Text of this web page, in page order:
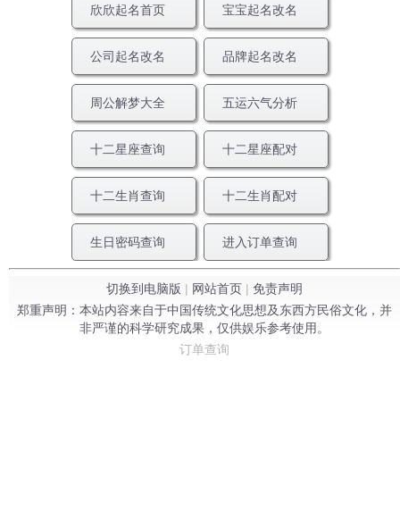
欣欣起名首页 宝宝起名改名
公司起名改名 品牌起名改名
周公解梦大全 五运六气分析
十二星座查询 十二星座配对
十二生肖查询 十二生肖配对
生日密码查询 进入订单查询
切换到电脑版 | 网站首页 | 免责声明
郑重声明：本站内容来自于中国传统文化思想及东西方民俗文化，并
非严谨的科学研究成果，仅供娱乐参考使用。
订单查询